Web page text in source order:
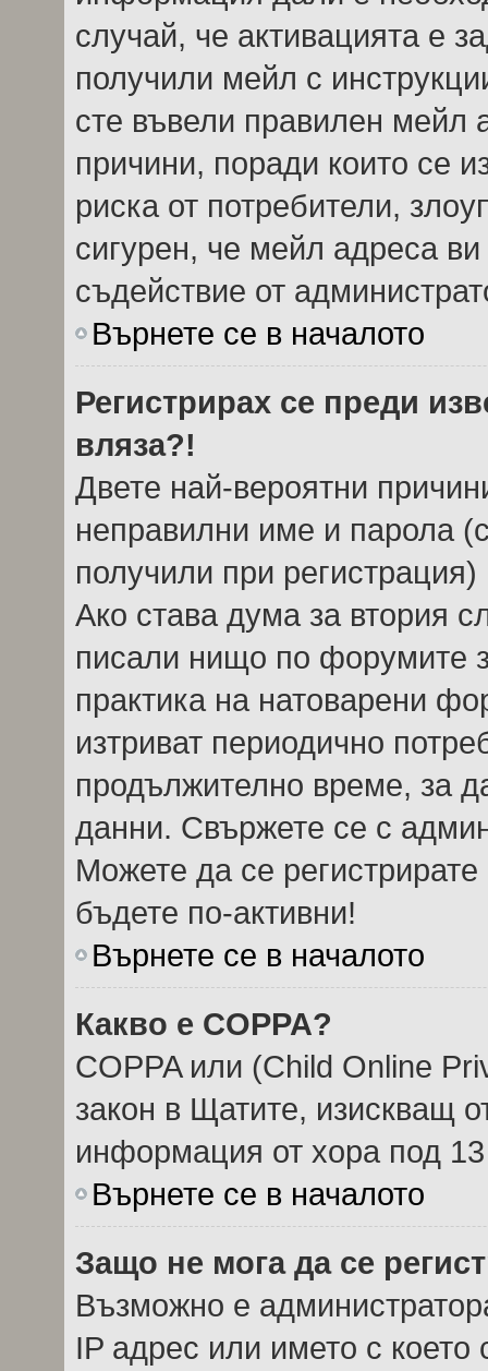
случай, че активацията е
получили мейл с
сте въвели правилен мейл
причини, поради които се
риска от потребители,
сигурен, че мейл адреса
съдействие от
Върнете се в началото
Регистрирах се преди
вляза?!
Двете най-вероятни
неправилни име и парола
получили при
Ако става дума за втория
писали нищо по форумите
практика на натоварени
изтриват периодично
продължително време, за
данни. Свържете се с
Можете да се
бъдете по-активни!
Върнете се в началото
Какво е COPPA?
COPPA или (Child Online
закон в Щатите, изискващ
информация от хора под
Върнете се в началото
Защо не мога да се
Възможно е
IP адрес или името с което